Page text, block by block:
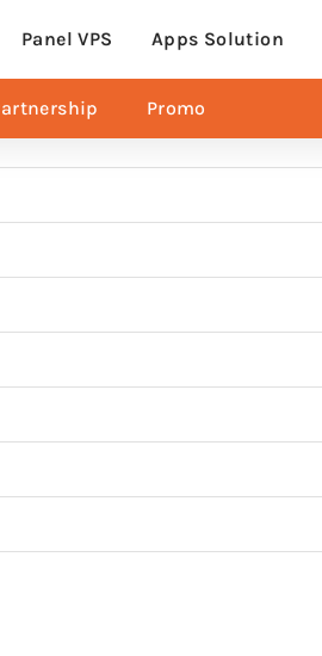
Panel VPS Apps Solution
Promo